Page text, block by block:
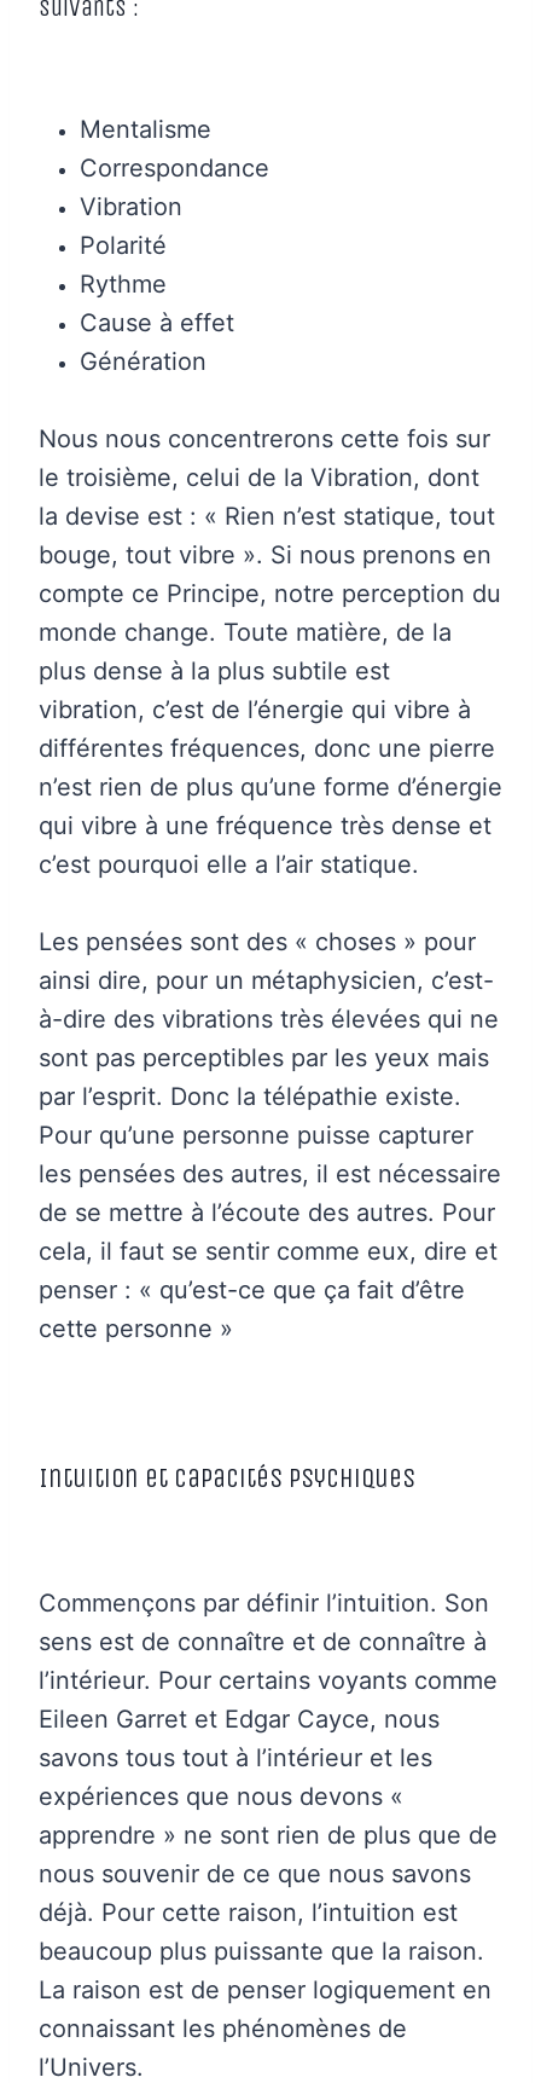
suivants :
Mentalisme
Correspondance
Vibration
Polarité
Rythme
Cause à effet
Génération
Nous nous concentrerons cette fois sur
le troisième, celui de la Vibration, dont
la devise est : « Rien n’est statique, tout
bouge, tout vibre ». Si nous prenons en
compte ce Principe, notre perception du
monde change. Toute matière, de la
plus dense à la plus subtile est
vibration, c’est de l’énergie qui vibre à
différentes fréquences, donc une pierre
n’est rien de plus qu’une forme d’énergie
qui vibre à une fréquence très dense et
c’est pourquoi elle a l’air statique.
Les pensées sont des « choses » pour
ainsi dire, pour un métaphysicien, c’est-
à-dire des vibrations très élevées qui ne
sont pas perceptibles par les yeux mais
par l’esprit. Donc la télépathie existe.
Pour qu’une personne puisse capturer
les pensées des autres, il est nécessaire
de se mettre à l’écoute des autres. Pour
cela, il faut se sentir comme eux, dire et
penser : « qu’est-ce que ça fait d’être
cette personne »
Intuition et capacités psychiques
Commençons par définir l’intuition. Son
sens est de connaître et de connaître à
l’intérieur. Pour certains voyants comme
Eileen Garret et Edgar Cayce, nous
savons tous tout à l’intérieur et les
expériences que nous devons «
apprendre » ne sont rien de plus que de
nous souvenir de ce que nous savons
déjà. Pour cette raison, l’intuition est
beaucoup plus puissante que la raison.
La raison est de penser logiquement en
connaissant les phénomènes de
l’Univers.